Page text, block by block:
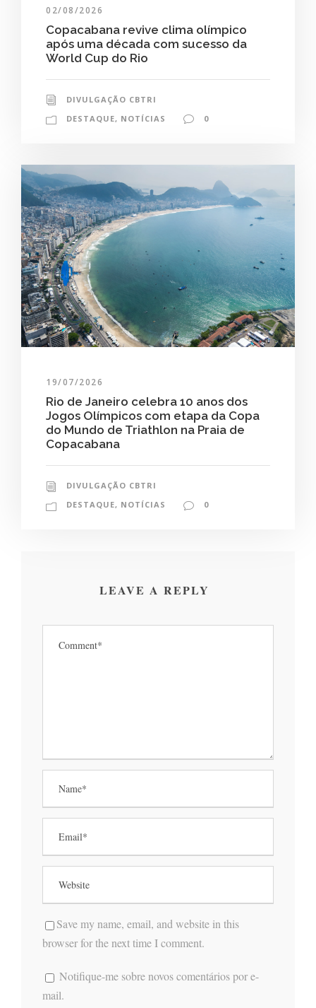
02/08/2026
Copacabana revive clima olímpico
após uma década com sucesso da
World Cup do Rio
DIVULGAÇÃO CBTRI
DESTAQUE, NOTÍCIAS 0
19/07/2026
Rio de Janeiro celebra 10 anos dos
Jogos Olímpicos com etapa da Copa
do Mundo de Triathlon na Praia de
Copacabana
DIVULGAÇÃO CBTRI
DESTAQUE, NOTÍCIAS 0
LEAVE A REPLY
Save my name, email, and website in this
browser for the next time I comment.
Notifique-me sobre novos comentários por e-
mail.